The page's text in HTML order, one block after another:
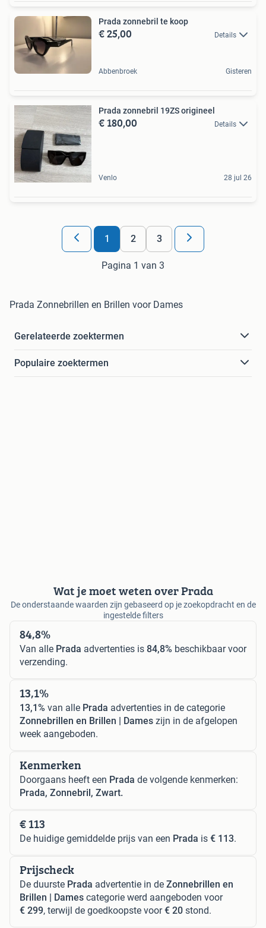
Prada zonnebril te koop
€ 25,00 Details
Abbenbroek Gisteren
Prada zonnebril 19ZS origineel
€ 180,00 Details
Venlo 28 jul 26
1 2 3
Pagina 1 van 3
Prada Zonnebrillen en Brillen voor Dames
Gerelateerde zoektermen
Populaire zoektermen
Wat je moet weten over Prada
De onderstaande waarden zijn gebaseerd op je zoekopdracht en de
ingestelde filters
84,8%
Van alle Prada advertenties is 84,8% beschikbaar voor
verzending.
13,1%
13,1% van alle Prada advertenties in de categorie
Zonnebrillen en Brillen | Dames zijn in de afgelopen
week aangeboden.
Kenmerken
Doorgaans heeft een Prada de volgende kenmerken:
Prada, Zonnebril, Zwart.
€ 113
De huidige gemiddelde prijs van een Prada is € 113.
Prijscheck
De duurste Prada advertentie in de Zonnebrillen en
Brillen | Dames categorie werd aangeboden voor
€ 299, terwijl de goedkoopste voor€ 20 stond.